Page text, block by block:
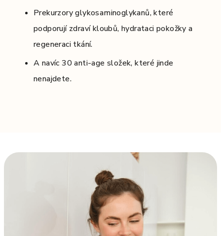
Prekurzory glykosaminoglykanů, které
podporují zdraví kloubů, hydrataci pokožky a
regeneraci tkání.
A navíc 30 anti-age složek, které jinde
nenajdete.